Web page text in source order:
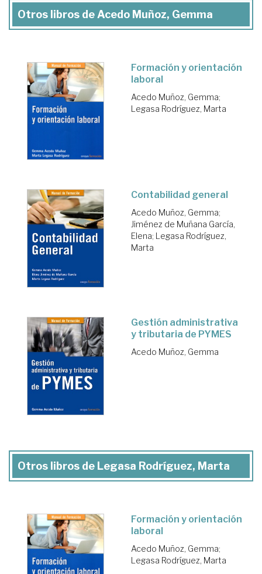
Otros libros de Acedo Muñoz, Gemma
Formación y orientación
laboral
Acedo Muñoz, Gemma;
Legasa Rodríguez, Marta
Contabilidad general
Acedo Muñoz, Gemma;
Jiménez de Muñana García,
Elena; Legasa Rodríguez,
Marta
Gestión administrativa
y tributaria de PYMES
Acedo Muñoz, Gemma
Otros libros de Legasa Rodríguez, Marta
Formación y orientación
laboral
Acedo Muñoz, Gemma;
Legasa Rodríguez, Marta